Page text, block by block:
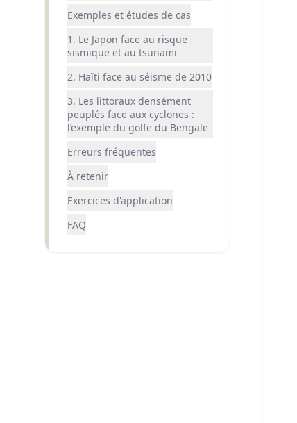
Exemples et études de cas
1. Le Japon face au risque
sismique et au tsunami
2. Haïti face au séisme de 2010
3. Les littoraux densément
peuplés face aux cyclones :
l’exemple du golfe du Bengale
Erreurs fréquentes
À retenir
Exercices d'application
FAQ